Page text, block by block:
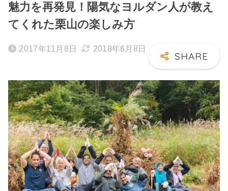
魅力を再発見！陽気なヨルダン人が教え
てくれた栗山の楽しみ方
2017年11月8日 2018年6月8日